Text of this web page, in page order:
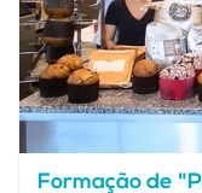
Formação de